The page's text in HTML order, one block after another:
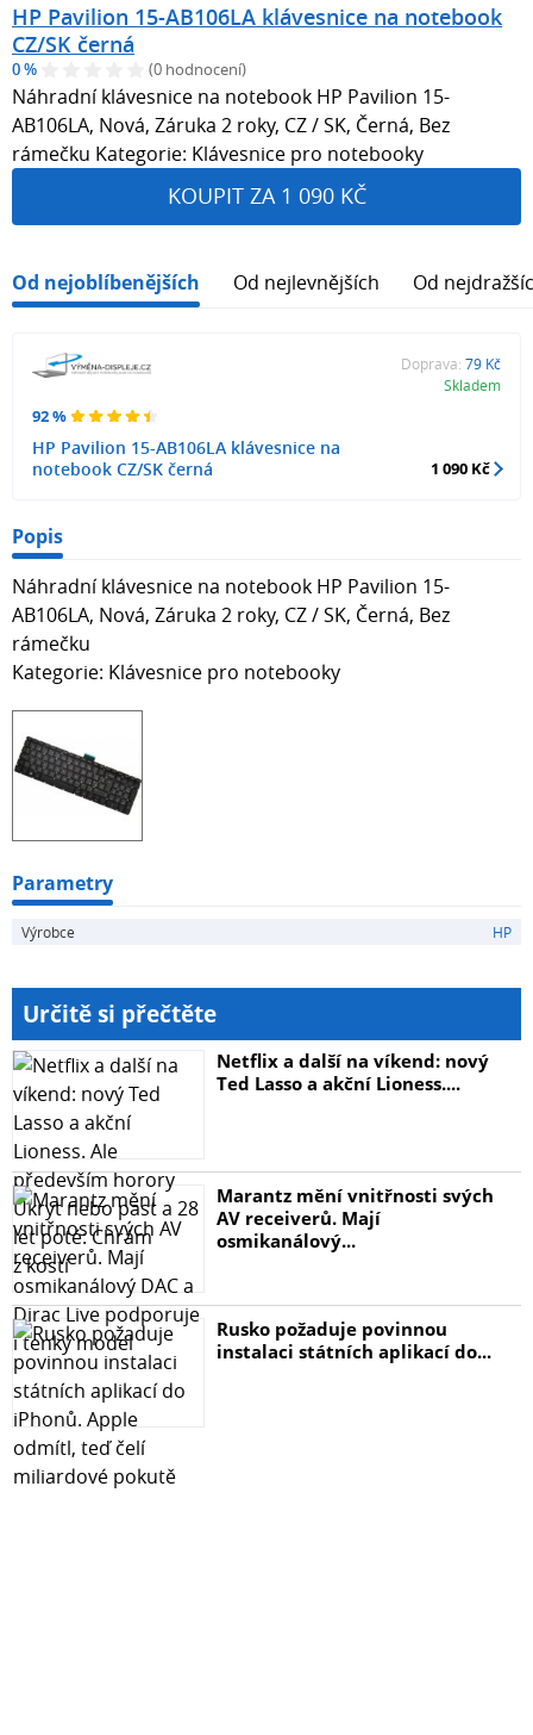
HP Pavilion 15-AB106LA klávesnice na notebook
CZ/SK černá
0 % (0 hodnocení)
Náhradní klávesnice na notebook HP Pavilion 15-
AB106LA, Nová, Záruka 2 roky, CZ / SK, Černá, Bez
rámečku Kategorie: Klávesnice pro notebooky
KOUPIT ZA 1 090 KČ
Od nejoblíbenějších Od nejlevnějších Od
92 %
HP Pavilion 15-AB106LA klávesnice na
notebook CZ/SK černá
Doprava: 79 Kč
Skladem
1 090 Kč
Popis
Náhradní klávesnice na notebook HP Pavilion 15-
AB106LA, Nová, Záruka 2 roky, CZ / SK, Černá, Bez
rámečku
Kategorie: Klávesnice pro notebooky
Parametry
Výrobce HP
Určitě si přečtěte
Netflix a další na víkend: nový
Ted Lasso a akční Lioness....
Marantz mění vnitřnosti svých
AV receiverů. Mají
osmikanálový...
Rusko požaduje povinnou
instalaci státních aplikací do...